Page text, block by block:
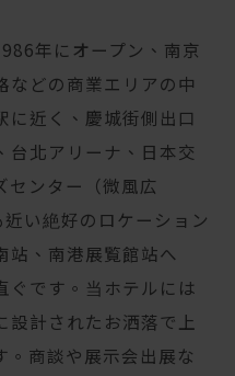
年にオープン、南京
などの商業エリアの中
に近く、慶城街側出口
台北アリーナ、日本交
センター（微風広
い絶好のロケーション
站、南港展覧館站へ
ぐです。当ホテルには
設計されたお洒落で上
。商談や展示会出展な